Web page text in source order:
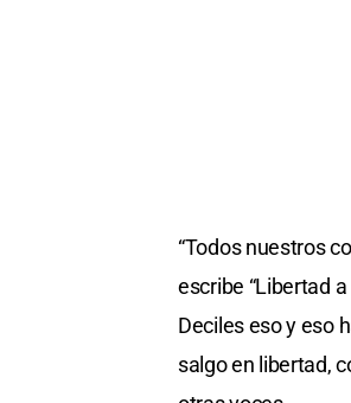
“Todos nuestros
escribe “Libertad
Deciles eso y eso
salgo en libertad,